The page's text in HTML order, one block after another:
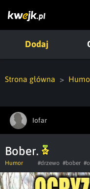
Dodaj
Strona główna
Iofar
Bober.
Humor #drzewo #bober